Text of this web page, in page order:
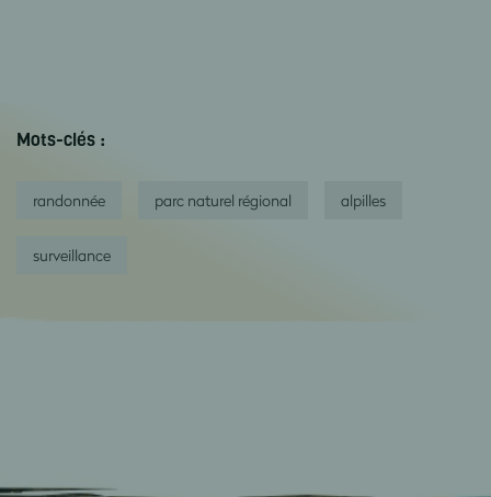
Mots-clés :
randonnée parc naturel régional alpilles
surveillance